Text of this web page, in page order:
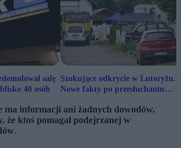
salę
40 osób
Szokujące odkrycie w Lutoryżu.
Nowe fakty po przesłuchaniu
ma informacji ani żadnych dowodów,
że ktoś pomagał podejrzanej w
.